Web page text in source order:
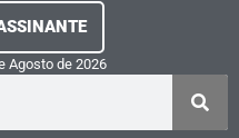
Agosto de 2026